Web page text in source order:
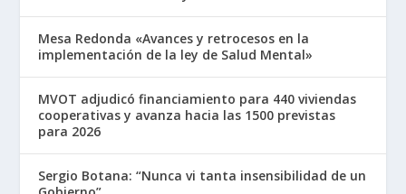
Mesa Redonda «Avances y retrocesos en la
implementación de la ley de Salud Mental»
MVOT adjudicó financiamiento para 440 viviendas
cooperativas y avanza hacia las 1500 previstas
para 2026
Sergio Botana: “Nunca vi tanta insensibilidad de un